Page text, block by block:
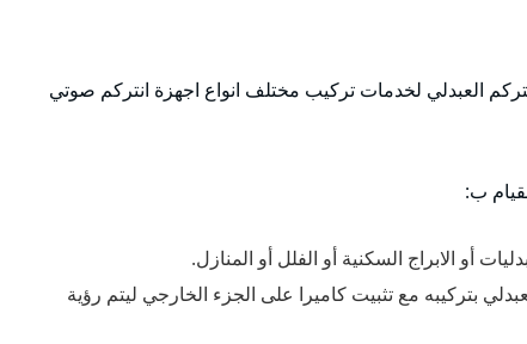
العبدلي لخدمات تركيب مختلف انواع اجهزة انتركم صوتي
ب:
أو الابراج السكنية أو الفلل أو المنازل.
بتركيبه مع تثبيت كاميرا على الجزء الخارجي ليتم رؤية